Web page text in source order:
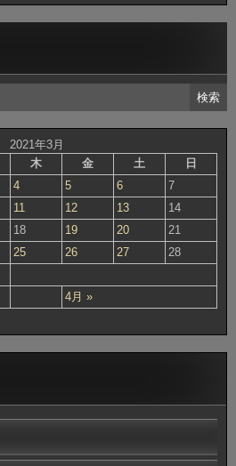
2021年3月
木 金 土 日
4月 »
4 5 6
7
11 12 13
14
18 19 20
21
25 26 27
28